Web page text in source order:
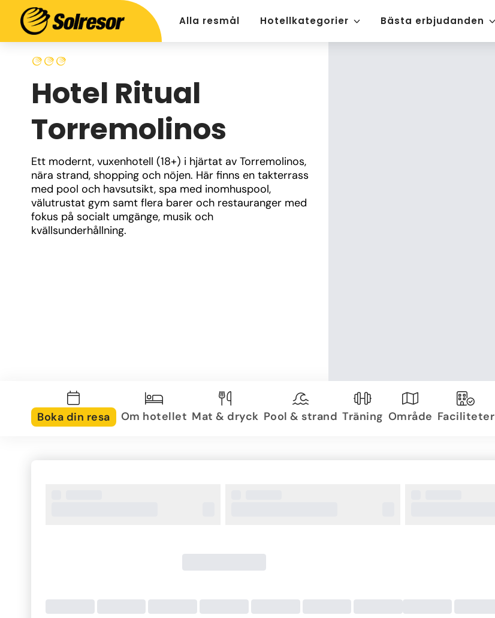
Alla resmål Hotellkategorier Bästa erbjudanden
Hotel Ritual
Torremolinos
Ett modernt, vuxenhotell (18+) i hjärtat av Torremolinos,
nära strand, shopping och nöjen. Här finns en takterrass
med pool och havsutsikt, spa med inomhuspool,
välutrustat gym samt flera barer och restauranger med
fokus på socialt umgänge, musik och
kvällsunderhållning.
Boka din resa Om hotellet Mat & dryck Pool & strand Träning Område Faciliteter